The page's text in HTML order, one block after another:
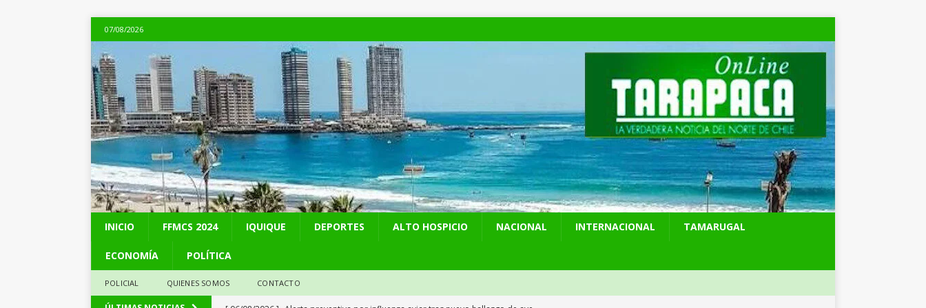
07/08/2026
INICIO FFMCS 2024 IQUIQUE DEPORTES ALTO HOSPICIO NACIONAL INTERNACIONAL TAMARUGAL
ECONOMÍA POLÍTICA
POLICIAL QUIENES SOMOS CONTACTO